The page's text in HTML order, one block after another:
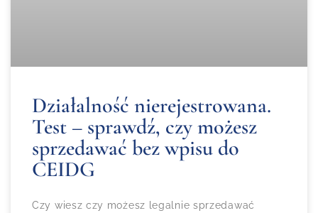
Działalność nierejestrowana.
Test – sprawdź, czy możesz
sprzedawać bez wpisu do
CEIDG
Czy wiesz czy możesz legalnie sprzedawać